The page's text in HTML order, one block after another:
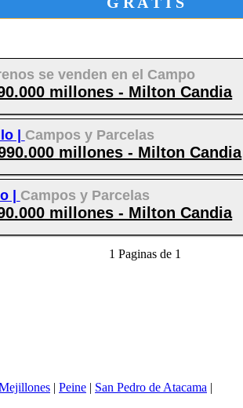
se venden en el Campo
millones - Milton Candia
| Campos y Parcelas
millones - Milton Candia
| Campos y Parcelas
millones - Milton Candia
1 Paginas de 1
| Peine | San Pedro de Atacama |